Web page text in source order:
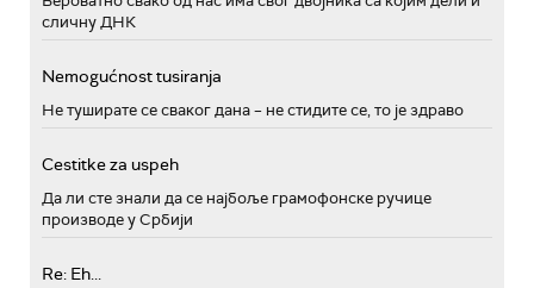
сличну ДНК
Nemogućnost tusiranja
Не туширате се сваког дана – не стидите се, то је здраво
Cestitke za uspeh
Да ли сте знали да се најбоље грамофонске ручице
производе у Србији
Re: Eh...